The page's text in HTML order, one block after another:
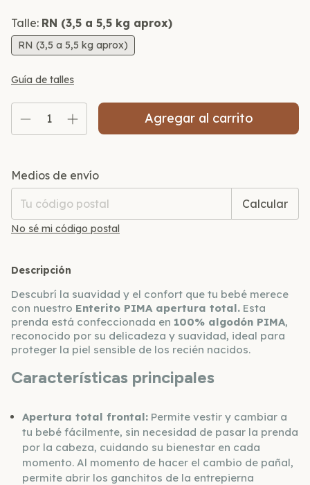
Talle: RN (3,5 a 5,5 kg aprox)
RN (3,5 a 5,5 kg aprox)
Guía de talles
Entregas para el CP:
Medios de envío
Calcular
No sé mi código postal
Descripción
Descubrí la suavidad y el confort que tu bebé merece
con nuestro Enterito PIMA apertura total. Esta
prenda está confeccionada en 100% algodón PIMA,
reconocido por su delicadeza y suavidad, ideal para
proteger la piel sensible de los recién nacidos.
Características principales
Apertura total frontal: Permite vestir y cambiar a
tu bebé fácilmente, sin necesidad de pasar la prenda
por la cabeza, cuidando su bienestar en cada
momento. Al momento de hacer el cambio de pañal,
permite abrir los ganchitos de la entrepierna